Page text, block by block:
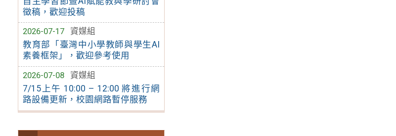
徵稿，歡迎投稿
2026-07-17
資媒組
教育部「臺灣中小學教師與學生AI
素養框架」，歡迎參考使用
2026-07-08
資媒組
7/15上午 10:00 – 12:00 將進行網
路設備更新，校園網路暫停服務